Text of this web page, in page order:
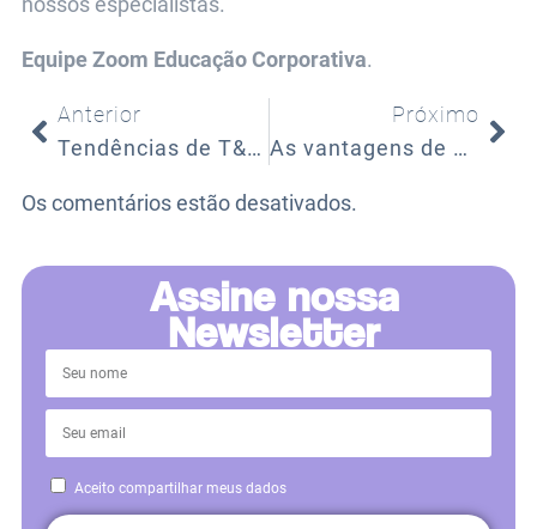
Equipe Zoom Educação Corporativa.
Anterior
Tendências de T&D para 2023
Próximo
As vantagens de migrar sua estratégia de aprendizado para o ambiente online
Os comentários estão desativados.
Assine nossa
Newsletter
Aceito compartilhar meus dados